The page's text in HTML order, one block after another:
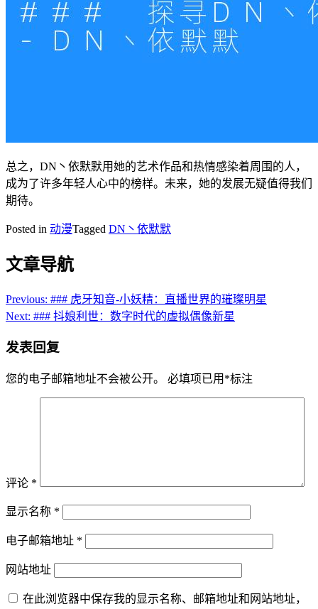
总之，DN丶依默默用她的艺术作品和热情感染着周围的人，
成为了许多年轻人心中的榜样。未来，她的发展无疑值得我们
期待。
Posted in 动漫Tagged DN丶依默默
文章导航
Previous: ### 虎牙知音-小妖精：直播世界的璀璨明星
Next: ### 抖娘利世：数字时代的虚拟偶像新星
发表回复
您的电子邮箱地址不会被公开。 必填项已用 *标注
评论 *
显示名称 *
电子邮箱地址 *
网站地址
在此浏览器中保存我的显示名称、邮箱地址和网站地址，